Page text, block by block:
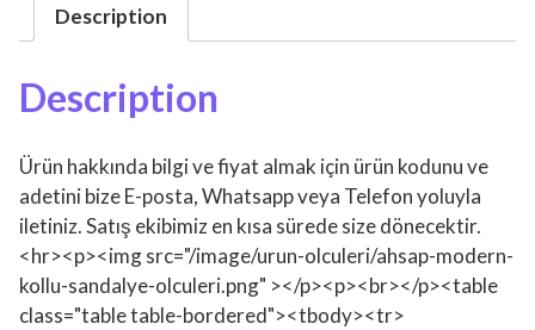
Description
Description
Ürün hakkında bilgi ve fiyat almak için ürün kodunu ve
adetini bize E-posta, Whatsapp veya Telefon yoluyla
iletiniz. Satış ekibimiz en kısa sürede size dönecektir.
<hr><p><img src="/image/urun-olculeri/ahsap-modern-
kollu-sandalye-olculeri.png" ></p><p><br></p><table
class="table table-bordered"><tbody><tr>